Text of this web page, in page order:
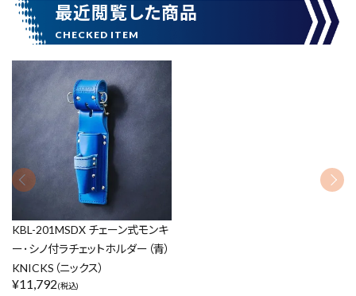
腰袋 バンスト展示品
価格から探す
在庫のない商品を表示しない
最近閲覧した商品
KBL-201MSDX チェーン式モンキ
ー･シノ付ラチェットホルダー（青）
KNICKS（ニックス）
¥11,792(税込)